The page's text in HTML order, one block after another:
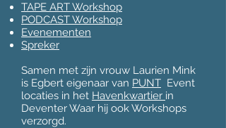
TAPE ART Workshop
PODCAST Workshop
Evenementen
Spreker
Samen met zijn vrouw Laurien Mink
is Egbert eigenaar van PUNT Event
locaties in het Havenkwartier in
Deventer Waar hij ook Workshops
verzorgd.